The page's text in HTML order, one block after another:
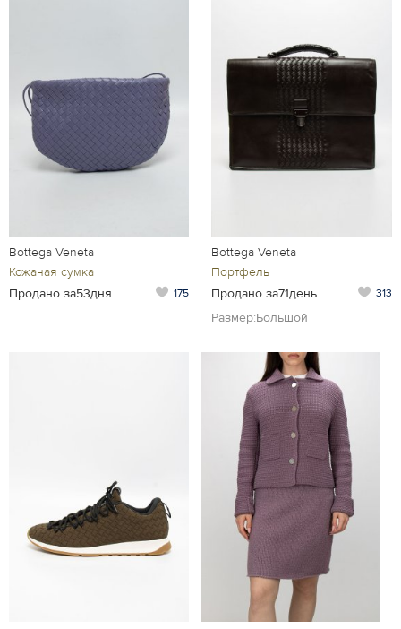
Bottega Veneta
Кожаная сумка
Продано за53дня
175
Bottega Veneta
Портфель
Продано за71день
313
Размер:Большой